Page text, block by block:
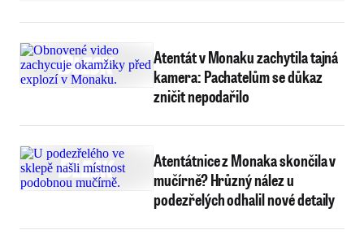
Atentát v Monaku zachytila tajná
kamera: Pachatelům se důkaz
zničit nepodařilo
Atentátnice z Monaka skončila v
mučírně? Hrůzný nález u
podezřelých odhalil nové detaily